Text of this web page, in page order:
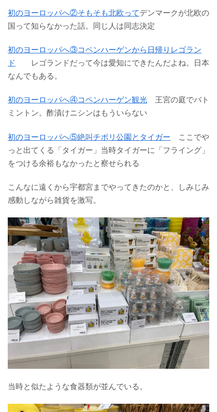
初のヨーロッパへ②そもそも北欧ってデンマークが北欧の
国って知らなかった話。同じ人は同志決定
初のヨーロッパへ③コペンハーゲンから日帰りレゴラン
ド
レゴランドだって今は愛知にできたんだよね。日本
なんでもある。
初のヨーロッパへ④コペンハーゲン観光 王宮の庭でバト
ミントン。酢漬けニシンはもういらない
初のヨーロッパへ⑤絶叫チボリ公園とタイガー ここでや
っと出てくる「タイガー」当時タイガーに「フライング」
をつける余裕もなかったと察せられる
こんなに遠くから宇都宮までやってきたのかと、しみじみ
感動しながら雑貨を激写。
当時と似たような食器類が並んでいる。